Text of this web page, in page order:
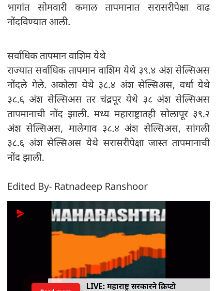
भागांत सोमवारी कमाल तापमानात सरासरीपेक्षा वाढ
नोंदविण्यात आली.
सर्वाधिक तापमान वाशिम येथे
राज्यात सर्वाधिक तापमान वाशिम येथे ३९.४ अंश सेल्सिअस
नोंदले गेले. अकोला येथे ३८.४ अंश सेल्सिअस, वर्धा येथे
३८.६ अंश सेल्सिअस तर चंद्रपूर येथे ३८ अंश सेल्सिअस
तापमानाची नोंद झाली. मध्य महाराष्ट्रातही सोलापूर ३९.२
अंश सेल्सिअस, मालेगाव ३८.४ अंश सेल्सिअस, सांगली
३८.६ अंश सेल्सिअस येथे सरासरीपेक्षा जास्त तापमानाची
नोंद झाली.
Edited By- Ratnadeep Ranshoor
LIVE: महाराष्ट्र सरकारने क्रिप्टो